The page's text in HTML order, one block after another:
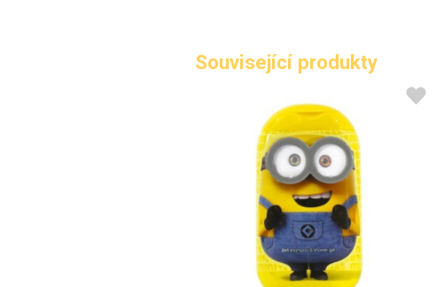
Související produkty